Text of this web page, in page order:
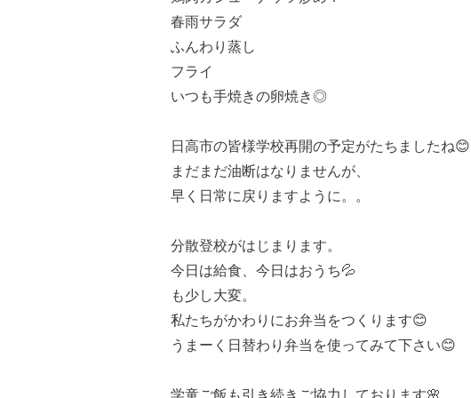
春雨サラダ
ふんわり蒸し
フライ
いつも手焼きの卵焼き◎
日高市の皆様学校再開の予定がたちましたね😊
まだまだ油断はなりませんが、
早く日常に戻りますように。。
分散登校がはじまります。
今日は給食、今日はおうち💦
も少し大変。
私たちがかわりにお弁当をつくります😊
うまーく日替わり弁当を使ってみて下さい😊